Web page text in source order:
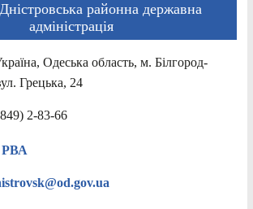
районна державна
адміністрація
Одеська область, м. Білгород-
Грецька, 24
2-83-66
РВА